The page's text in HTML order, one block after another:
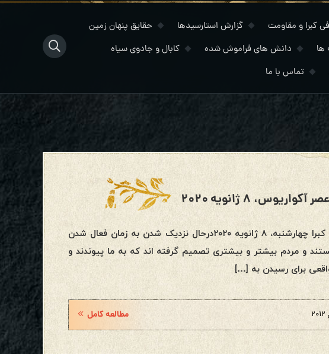
کبرا و مقاومت گزارش استارسیدها
حقایق پنهان زمین
ها دانش های فراموش شده
کابال و جادوی سیاه
تماس با ما
۸ ژانویه ۲۰۲۰
به روز رسانی نهایی عصر آکواریوس و مصاحبه جدید کبرا چهارشنبه، ۸ ژانویه ۲۰۲۰درحال نزدیک شدن به زمان فعال شدن
و مردم بیشتر و بیشتری تصمیم گرفته اند که به ما پیوندند و
برای رسیدن به […]
مطالعه کامل